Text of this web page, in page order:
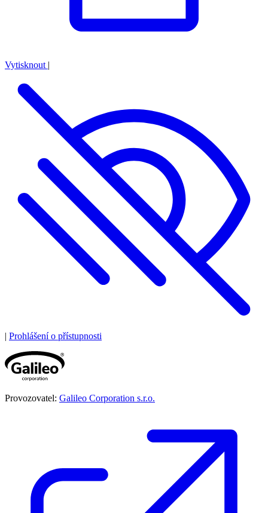
Vytisknout |
| Prohlášení o přístupnosti
Provozovatel: Galileo Corporation s.r.o.